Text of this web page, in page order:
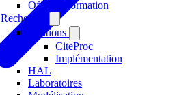
Offre de formation
Recherche
Citations
CiteProc
Implémentation
HAL
Laboratoires